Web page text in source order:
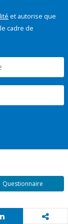
et autorise que
cadre de
Questionnaire